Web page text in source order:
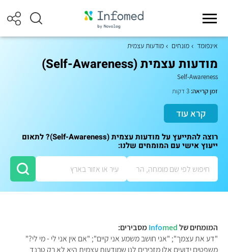
אינפומד מונחים מודעות עצמית
מודעות עצמית (Self-Awareness)
Self-Awareness
זמן קריאה:
קרא עוד
רוצה להתייעץ על מודעות עצמית (Self-Awareness)? לתאום
ייעוץ אישי עם המומחים שלנו:
המומחים של Infomed
מסבירים:
"דע את עצמך"; "אני חושב משמע אני קיים"; "אם אין אני לי - מי לי?"
משפטים ידועים אלו מזכירים לנו שמודעות עצמית היא לא רק טרנד